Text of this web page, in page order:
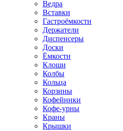
Ведра
Вставки
Гастроёмкости
Держатели
Диспенсеры
Доски
Ёмкости
Клоши
Колбы
Кольца
Корзины
Кофейники
Кофе-урны
Краны
Крышки